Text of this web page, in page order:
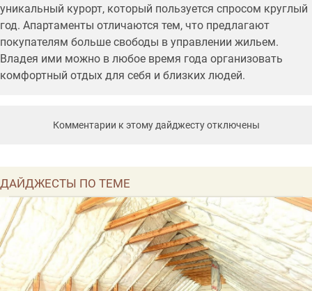
уникальный курорт, который пользуется спросом круглый
год. Апартаменты отличаются тем, что предлагают
покупателям больше свободы в управлении жильем.
Владея ими можно в любое время года организовать
комфортный отдых для себя и близких людей.
Комментарии к этому дайджесту отключены
ДАЙДЖЕСТЫ ПО ТЕМЕ